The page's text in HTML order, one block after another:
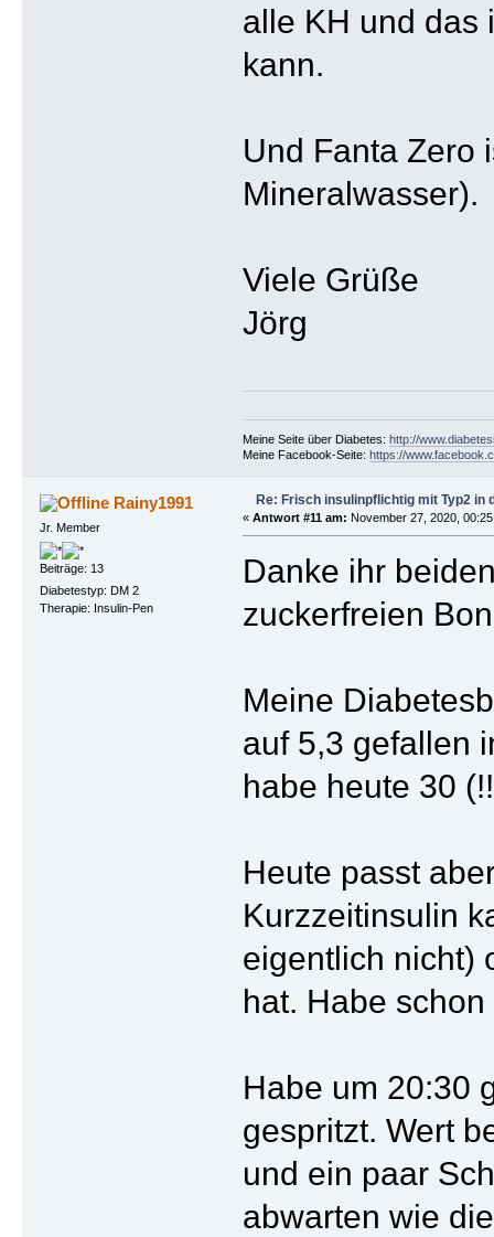
alle KH und das
kann.
Und Fanta Zero
Mineralwasser).
Viele Grüße
Jörg
Meine Seite über Diabetes: http://
Meine Facebook-Seite: https://
Rainy1991
Jr. Member
Beiträge: 13
Diabetestyp: DM 2
Therapie: Insulin-Pen
Re: Frisch insulinpflichtig mit Typ2 in
« Antwort #11 am: November 27, 2020,
Danke ihr
zuckerfreien
Meine
auf 5,3 gefallen
habe heute 30
Heute passt
Kurzzeitinsulin
eigentlich nicht)
hat. Habe
Habe um 20:30
gespritzt. Wert
und ein paar
abwarten wie